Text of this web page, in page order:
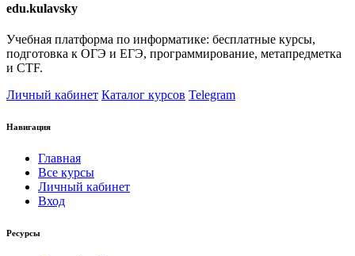
edu.kulavsky
Учебная платформа по информатике: бесплатные курсы,
подготовка к ОГЭ и ЕГЭ, программирование, метапредметка
и CTF.
Личный кабинет Каталог курсов Telegram
Навигация
Главная
Все курсы
Личный кабинет
Вход
Ресурсы